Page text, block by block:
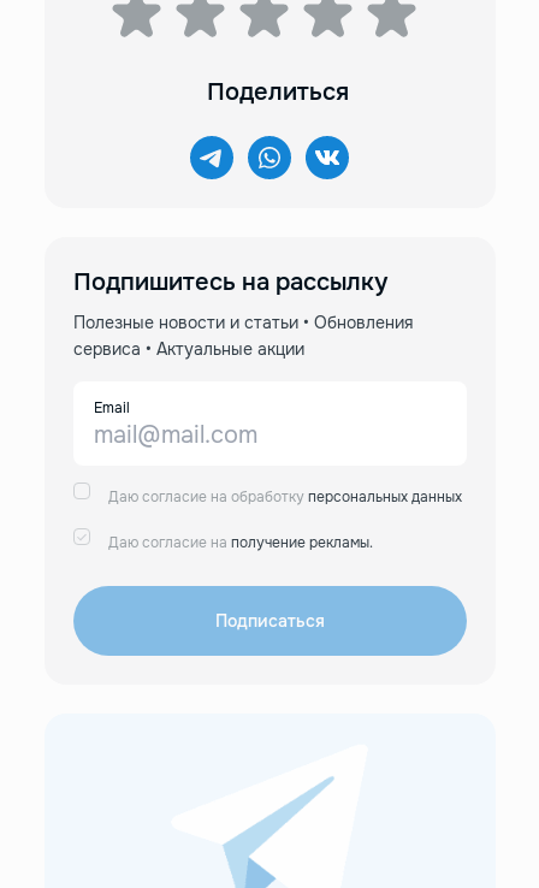
Поделиться
Подпишитесь на рассылку
Полезные новости и статьи • Обновления
сервиса • Актуальные акции
Email
Даю согласие на обработкуперсональных данных
Даю согласие на получение рекламы.
Подписаться